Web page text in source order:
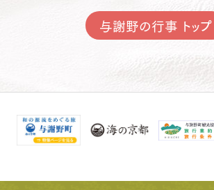
与謝野の行事 トップ